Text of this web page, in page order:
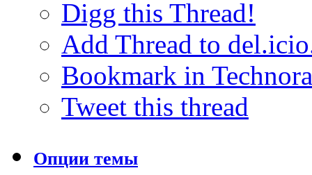
Digg this Thread!
Add Thread to
Bookmark in
Tweet this thread
Опции темы